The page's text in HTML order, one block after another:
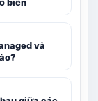
biến
và